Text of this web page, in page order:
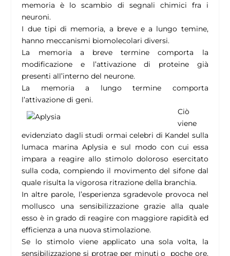
memoria è lo scambio di segnali chimici fra i
neuroni.
I due tipi di memoria, a breve e a lungo temine,
hanno meccanismi biomolecolari diversi.
La memoria a breve termine comporta la
modificazione e l’attivazione di proteine già
presenti all’interno del neurone.
La memoria a lungo termine comporta
l’attivazione di geni.
Ciò
viene
evidenziato dagli studi ormai celebri di Kandel sulla
lumaca marina Aplysia e sul modo con cui essa
impara a reagire allo stimolo doloroso esercitato
sulla coda, compiendo il movimento del sifone dal
quale risulta la vigorosa ritrazione della branchia.
In altre parole, l’esperienza sgradevole provoca nel
mollusco una sensibilizzazione grazie alla quale
esso è in grado di reagire con maggiore rapidità ed
efficienza a una nuova stimolazione.
Se lo stimolo viene applicato una sola volta, la
sensibilizzazione si protrae per minuti o poche ore.